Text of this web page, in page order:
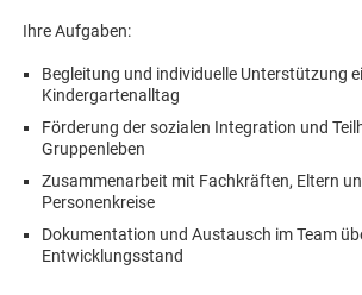
Ihre Aufgaben:
Begleitung und individuelle Unterstützung
Kindergartenalltag
Förderung der sozialen Integration und
Gruppenleben
Zusammenarbeit mit Fachkräften, Eltern
Personenkreise
Dokumentation und Austausch im Team
Entwicklungsstand